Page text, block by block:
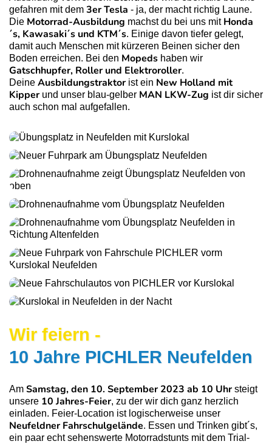
gefahren mit dem 3er Tesla - ja, der macht richtig Laune.
Die Motorrad-Ausbildung machst du bei uns mit Honda
´s, Kawasaki´s und KTM´s. Einige davon tiefer gelegt,
damit auch Menschen mit kürzeren Beinen sicher den
Boden erreichen. Bei den Mopeds haben wir
Gatschhupfer, Roller und Elektroroller.
Deine Ausbildungstraktor ist ein New Holland mit
Kipperund unser blau-gelber MAN LKW-Zug ist dir sicher
auch schon mal aufgefallen.
Wir feiern -
10 Jahre PICHLER Neufelden
Am Samstag, den 10. September 2023 ab 10 Uhrsteigt
unsere 10 Jahres-Feier, zu der wir dich ganz herzlich
einladen. Feier-Location ist logischerweise unser
Neufeldner Fahrschul­gelände. Essen und Trinken gibt´s,
ein paar echt sehenswerte Motorradstunts mit dem Trial­